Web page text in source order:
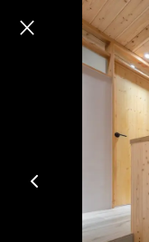
正吉之家│
×